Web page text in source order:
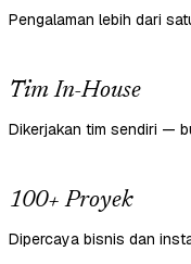
Pengalaman lebih dari
Tim In-House
Dikerjakan tim sendiri —
100+ Proyek
Dipercaya bisnis dan